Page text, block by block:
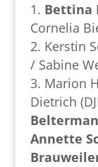
Bettina
Cornelia
Kerstin
/ Sabine
Marion
Dietrich
Annette